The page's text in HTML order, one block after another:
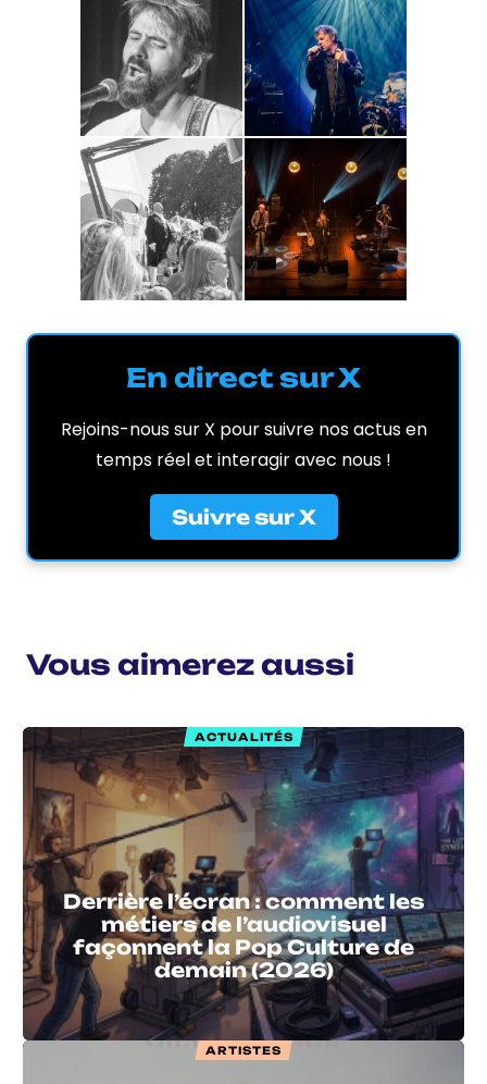
En direct sur X
Rejoins-nous sur X pour suivre nos actus en
temps réel et interagir avec nous !
Suivre sur X
Vous aimerez aussi
ACTUALITÉS
Derrière l’écran : comment les
métiers de l’audiovisuel
façonnent la Pop Culture de
demain (2026)
ARTISTES